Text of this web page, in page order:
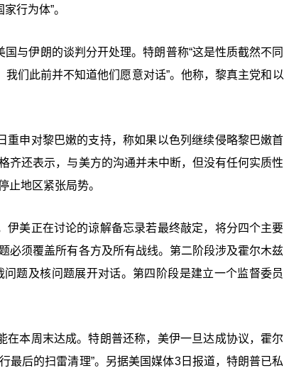
行为体”。
与伊朗的谈判分开处理。特朗普称“这是性质截然不同
们此前并不知道他们愿意对话”。他称，黎真主党和以
申对黎巴嫩的支持，称如果以色列继续侵略黎巴嫩首
齐还表示，与美方的沟通并未中断，但没有任何实质性
止地区紧张局势。
美正在讨论的谅解备忘录若最终敲定，将分四个主要
必须覆盖所有各方及所有战线。第二阶段涉及霍尔木兹
题及核问题展开对话。第四阶段是建立一个监督委员
本周末达成。特朗普还称，美伊一旦达成协议，霍尔
最后的扫雷清理”。另据美国媒体3日报道，特朗普已私